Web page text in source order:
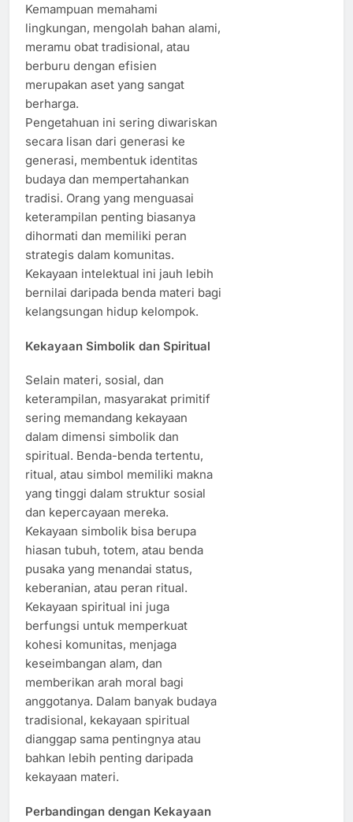
Kemampuan memahami
lingkungan, mengolah bahan alami,
meramu obat tradisional, atau
berburu dengan efisien
merupakan aset yang sangat
berharga.
Pengetahuan ini sering diwariskan
secara lisan dari generasi ke
generasi, membentuk identitas
budaya dan mempertahankan
tradisi. Orang yang menguasai
keterampilan penting biasanya
dihormati dan memiliki peran
strategis dalam komunitas.
Kekayaan intelektual ini jauh lebih
bernilai daripada benda materi bagi
kelangsungan hidup kelompok.
Kekayaan Simbolik dan Spiritual
Selain materi, sosial, dan
keterampilan, masyarakat primitif
sering memandang kekayaan
dalam dimensi simbolik dan
spiritual. Benda-benda tertentu,
ritual, atau simbol memiliki makna
yang tinggi dalam struktur sosial
dan kepercayaan mereka.
Kekayaan simbolik bisa berupa
hiasan tubuh, totem, atau benda
pusaka yang menandai status,
keberanian, atau peran ritual.
Kekayaan spiritual ini juga
berfungsi untuk memperkuat
kohesi komunitas, menjaga
keseimbangan alam, dan
memberikan arah moral bagi
anggotanya. Dalam banyak budaya
tradisional, kekayaan spiritual
dianggap sama pentingnya atau
bahkan lebih penting daripada
kekayaan materi.
Perbandingan dengan Kekayaan